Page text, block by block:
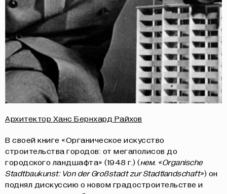
Архитектор Ханс Бернхард Райхов
В своей книге «Органическое искусство
строительства городов: от мегаполисов до
городского ландшафта» (1948 г.) (нем. «Organische
Stadtbaukunst: Von der Großstadt zur Stadtlandschaft») он
поднял дискуссию о новом градостроительстве и